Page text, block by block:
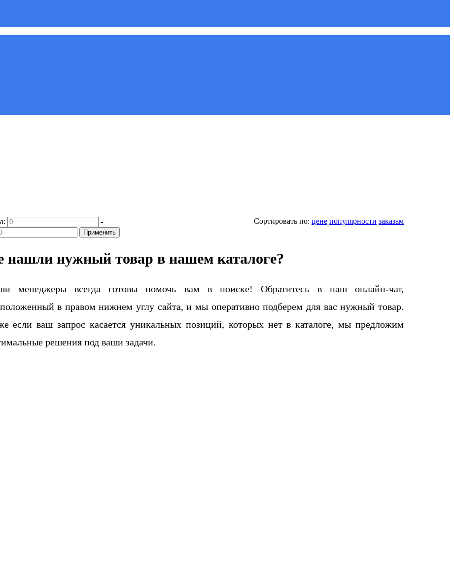
Сортировать по: цене популярности заказам
-
Применить
нашли нужный товар в нашем каталоге?
менеджеры всегда готовы помочь вам в поиске! Обратитесь в наш онлайн-чат,
в правом нижнем углу сайта, и мы оперативно подберем для вас нужный товар.
если ваш запрос касается уникальных позиций, которых нет в каталоге, мы предложим
решения под ваши задачи.